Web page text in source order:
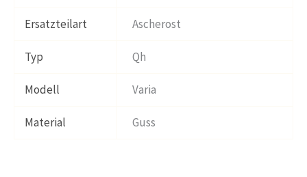
Ersatzteilart Ascherost
Typ Qh
Modell Varia
Material Guss